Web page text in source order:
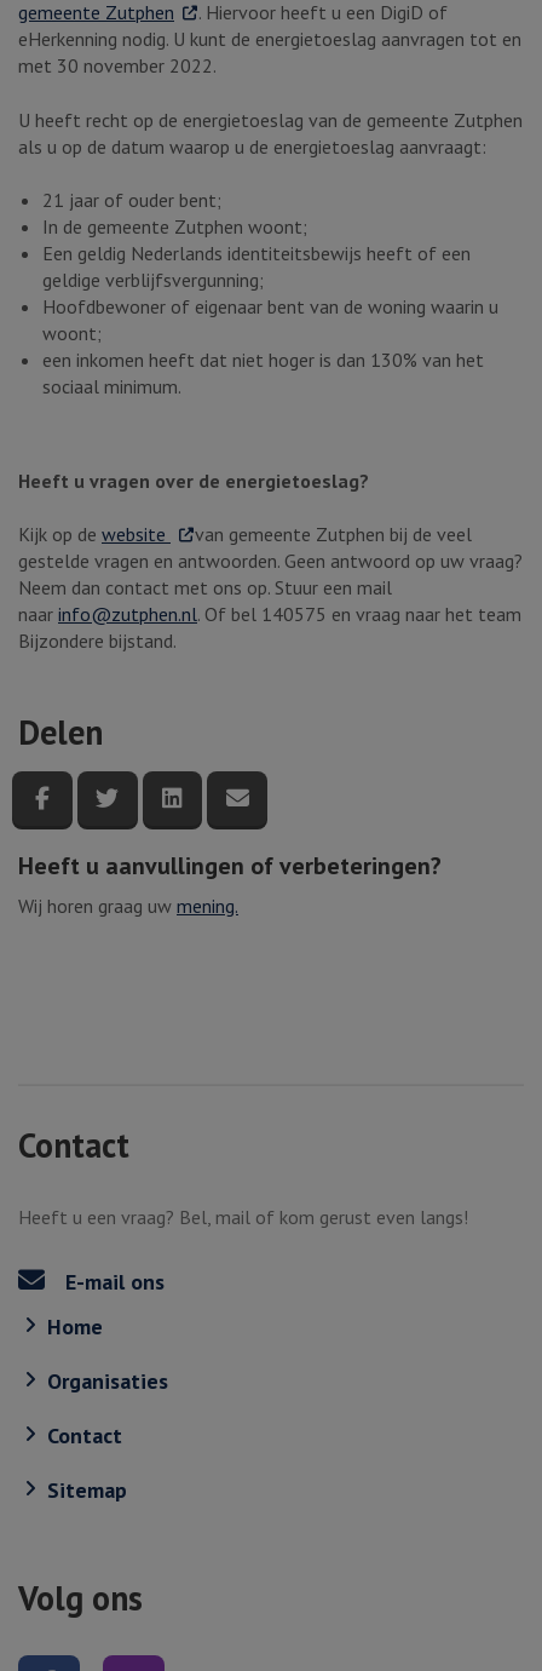
gemeente Zutphen . Externe link
. Hiervoor heeft u een DigiD of
eHerkenning nodig. U kunt de energietoeslag aanvragen tot en
met 30 november 2022.
U heeft recht op de energietoeslag van de gemeente Zutphen
als u op de datum waarop u de energietoeslag aanvraagt:
21 jaar of ouder bent;
In de gemeente Zutphen woont;
Een geldig Nederlands identiteitsbewijs heeft of een
geldige verblijfsvergunning;
Hoofdbewoner of eigenaar bent van de woning waarin u
woont;
een inkomen heeft dat niet hoger is dan 130% van het
sociaal minimum.
Heeft u vragen over de energietoeslag?
Kijk op de website . Externe link
van gemeente Zutphen bij de veel
gestelde vragen en antwoorden. Geen antwoord op uw vraag?
Neem dan contact met ons op. Stuur een mail
naar info@zutphen.nl. Of bel 140575 en vraag naar het team
Bijzondere bijstand.
Delen
Deel deze pagina via Facebook
Deel deze pagina via Twitter
Deel deze pagina via LinkedIn
Heeft u aanvullingen of verbeteringen?
Wij horen graag uw mening.
Contact
Heeft u een vraag? Bel, mail of kom gerust even langs!
E-mail ons
Home
Organisaties
Contact
Sitemap
Volg ons